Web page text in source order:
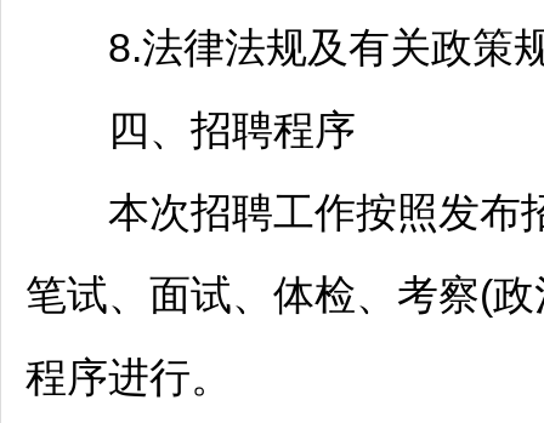
8.法律法规及有关政策
四、 招聘程序
本次招聘工作按照发布
笔试、面试、体检、考察(
程序进行。